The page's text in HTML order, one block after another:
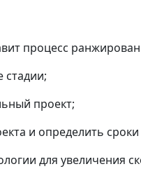
процесс
стадии;
проект;
и определить
для увеличения